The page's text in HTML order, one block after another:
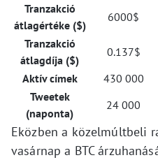
Tranzakció
átlagértéke ($)
6000$
Tranzakció
átlagdíja ($)
0.137$
Aktív címek
430 000
Tweetek
(naponta)
24 000
Eközben a közelmúltbeli
vasárnap a BTC